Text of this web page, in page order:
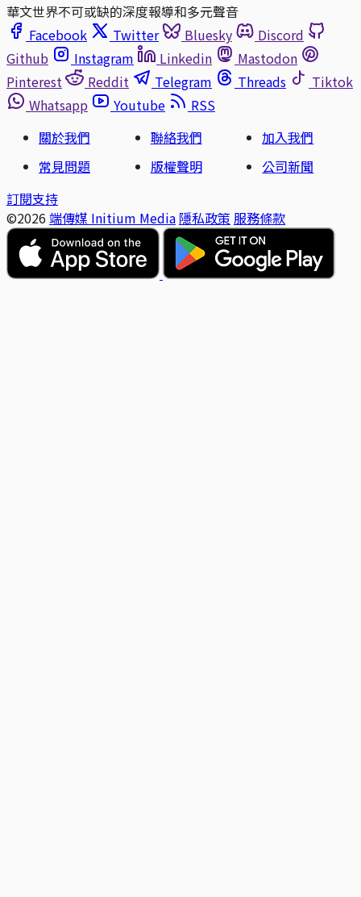
華文世界不可或缺的深度報導和多元聲音
Facebook
Twitter Bluesky
Discord
Github
Instagram Linkedin
Mastodon
Pinterest
Reddit Telegram Threads
Tiktok
Whatsapp
Youtube
RSS
關於我們
聯絡我們
加入我們
常見問題
版權聲明
公司新聞
訂閱支持
©2026 端傳媒 Initium Media 隱私政策 服務條款